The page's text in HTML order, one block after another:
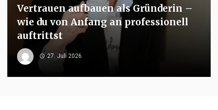
Vertrauen aufbauen als Gründerin –
wie du von Anfang an professionell
auftrittst
27. Juli 2026